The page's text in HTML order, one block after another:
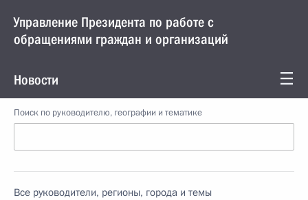
Управление Президента по работе с
обращениями граждан и организаций
Новости
Поиск по руководителю, географии и тематике
Все руководители, регионы, города и темы